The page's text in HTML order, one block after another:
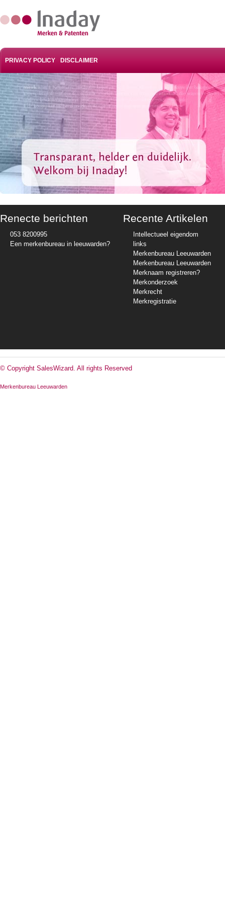
PRIVACY POLICY DISCLAIMER
Renecte berichten
053 8200995
Een merkenbureau in leeuwarden?
Recente Artikelen
Intellectueel eigendom
links
Merkenbureau Leeuwarden
Merkenbureau Leeuwarden
Merknaam registreren?
Merkonderzoek
Merkrecht
Merkregistratie
© Copyright SalesWizard. All rights Reserved
Merkenbureau Leeuwarden